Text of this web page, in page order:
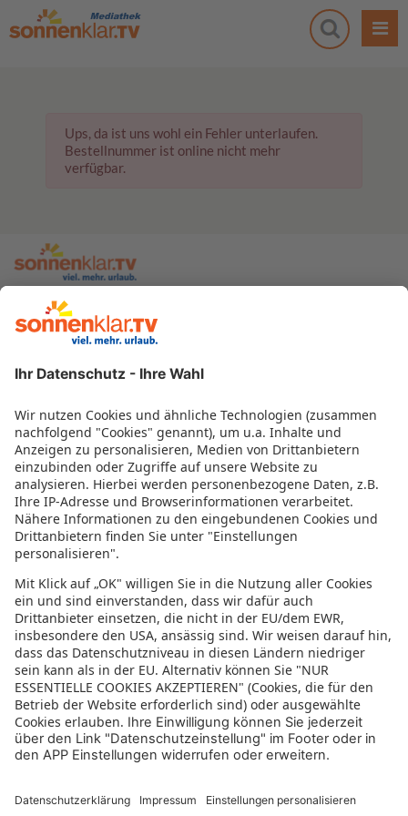
Ups, da ist uns wohl ein Fehler unterlaufen.
Bestellnummer ist online nicht mehr
verfügbar.
zur sonnenklar.TV Webseite
Moderatoren
Impressum
Informationen zur Barrierefreiheit
Datenschutz
Datenschutzeinstellungen
In der sonnenklar.TV Mediathek finden Sie alle Informationen rundum
den TV-Sender sonnenklar.TV!
Das Angebot war mal wieder zu schnell weg? Oder Sie wollen sich Ihre
nächste Traumreise noch einmal gratis etwas genauer anschauen? Dann
stöbern Sie doch in unserem TV-Programmund sehen Sie sich dort die
Folgen der letzten Tage nochmal an! Sie würden gerne wissen, was
gerade im TV läuft? Über unserenLive-Streamkönnen Sie sonnenklar.TV
online anschauen und die aktuellen Reise-Schnäppchen aus dem
Fernsehen verfolgen! Alle HDTV Infos und Empfangs-Einstellungen
finden Siehier. Dazu gehören Anleitungen zu den Einstellungen bei
Android & iOS Apps sowie der Windows PC App. Für Inspirationen sorgen
den Urlwald entführen! Diverse Videos von Hotels, der Umgebung und